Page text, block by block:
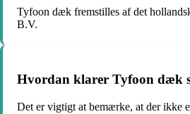
Tyfoon dæk fremstilles af det
B.V.
Hvordan klarer Tyfoon dæk
Det er vigtigt at bemærke, at der ikke